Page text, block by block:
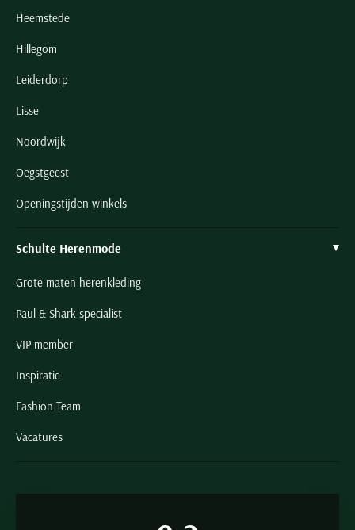
Heemstede
Hillegom
Leiderdorp
Lisse
Noordwijk
Oegstgeest
Openingstijden winkels
Schulte Herenmode
Grote maten herenkleding
Paul & Shark specialist
VIP member
Inspiratie
Fashion Team
Vacatures